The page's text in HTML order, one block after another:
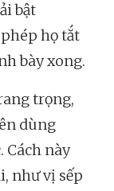
bật
họ tắt
bày xong.
trọng,
dùng
Cách này
như vị sếp